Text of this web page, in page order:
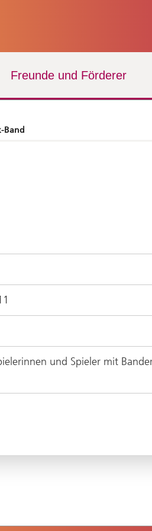
Freunde und Förderer
Band
und Spieler mit